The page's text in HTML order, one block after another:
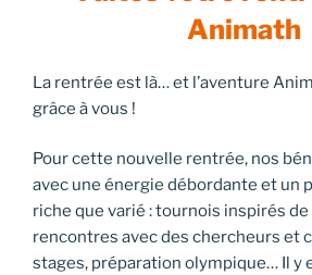
Animath
La rentrée est là… et l’aventure
grâce à vous !
Pour cette nouvelle rentrée, nos
avec une énergie débordante et un
riche que varié : tournois inspirés
rencontres avec des chercheurs et
stages, préparation olympique… Il y